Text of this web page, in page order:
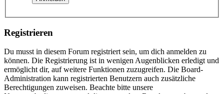
Registrieren
Du musst in diesem Forum registriert sein, um dich anmelden zu
können. Die Registrierung ist in wenigen Augenblicken erledigt und
ermöglicht dir, auf weitere Funktionen zuzugreifen. Die Board-
Administration kann registrierten Benutzern auch zusätzliche
Berechtigungen zuweisen. Beachte bitte unsere